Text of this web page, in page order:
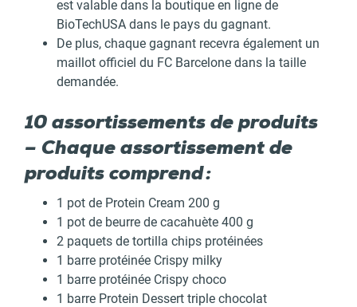
est valable dans la boutique en ligne de
BioTechUSA dans le pays du gagnant.
De plus, chaque gagnant recevra également un
maillot officiel du FC Barcelone dans la taille
demandée.
10 assortissements de produits
– Chaque assortissement de
produits comprend :
1 pot de Protein Cream 200 g
1 pot de beurre de cacahuète 400 g
2 paquets de tortilla chips protéinées
1 barre protéinée Crispy milky
1 barre protéinée Crispy choco
1 barre Protein Dessert triple chocolat